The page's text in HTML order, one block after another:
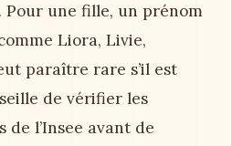
Pour une fille, un prénom
Liora, Livie,
paraître rare s’il est
de vérifier les
l’Insee avant de